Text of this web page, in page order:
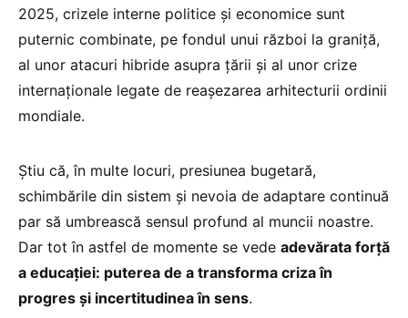
2025, crizele interne politice și economice sunt
puternic combinate, pe fondul unui război la graniță,
al unor atacuri hibride asupra țării și al unor crize
internaționale legate de reașezarea arhitecturii ordinii
mondiale.
Știu că, în multe locuri, presiunea bugetară,
schimbările din sistem și nevoia de adaptare continuă
par să umbrească sensul profund al muncii noastre.
Dar tot în astfel de momente se vede adevărata forță
a educației: puterea de a transforma criza în
progres și incertitudinea în sens.